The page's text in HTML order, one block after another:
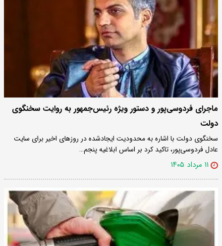
ماجرای فردوسی‌پور و دستور ویژه رئیس‌جمهور به روایت سخنگوی
دولت
سخنگوی دولت با اشاره به محدودیت ایجادشده در روزهای اخیر برای سایت
عادل فردوسی‌پور، تاکید کرد بر اساس ابلاغیه پنجم…
۱۱ مرداد ۱۴۰۵